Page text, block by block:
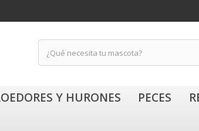
Y HURONES PECES